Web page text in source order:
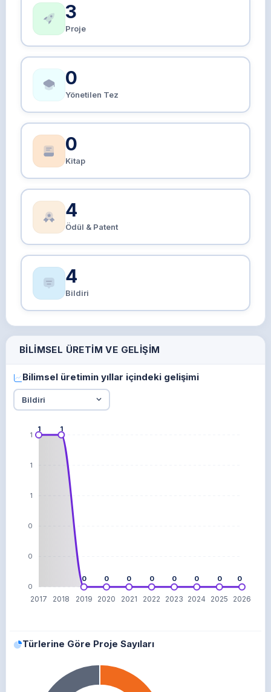
3
Proje
0
Yönetilen Tez
0
Kitap
4
Ödül & Patent
4
Bildiri
BILIMSEL ÜRETIM VE GELIŞIM
Bilimsel üretimin yıllar içindeki gelişimi
1 1
0 0 0 0 0 0 0 0
2017 2018 2019 2020 2021 2022 2023 2024 2025 2026
1
1
1
0
0
0
Türlerine Göre Proje Sayıları